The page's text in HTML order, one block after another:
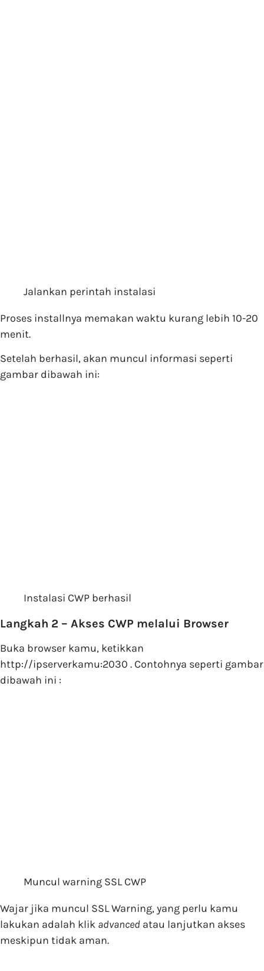
Jalankan perintah instalasi
Proses installnya memakan waktu kurang lebih 10-20
menit.
Setelah berhasil, akan muncul informasi seperti
gambar dibawah ini:
Instalasi CWP berhasil
Langkah 2 – Akses CWP melalui Browser
Buka browser kamu, ketikkan
http://ipserverkamu:2030 . Contohnya seperti gambar
dibawah ini :
Muncul warning SSL CWP
Wajar jika muncul SSL Warning, yang perlu kamu
lakukan adalah klik advanced atau lanjutkan akses
meskipun tidak aman.